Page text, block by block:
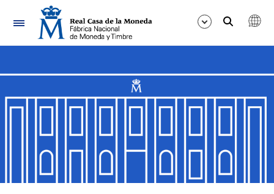
Navigation
Show/Hide
Show/Hide
Show/Hide